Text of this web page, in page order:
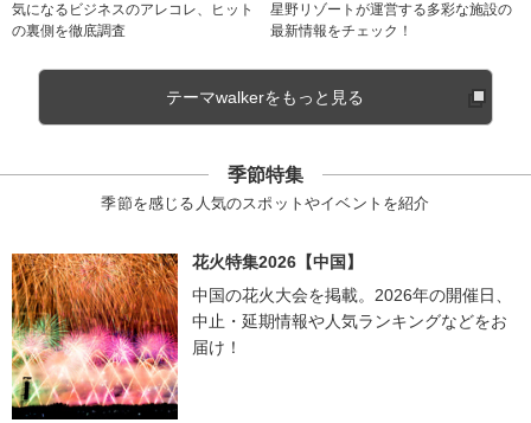
気になるビジネスのアレコレ、ヒット
の裏側を徹底調査
星野リゾートが運営する多彩な施設の
最新情報をチェック！
テーマwalkerをもっと見る
季節特集
季節を感じる人気のスポットやイベントを紹介
花火特集2026【中国】
中国の花火大会を掲載。2026年の開催日、
中止・延期情報や人気ランキングなどをお
届け！